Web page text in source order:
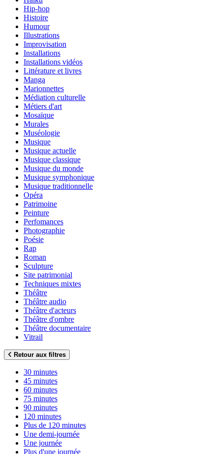
Hip-hop
Histoire
Humour
Illustrations
Improvisation
Installations
Installations vidéos
Littérature et livres
Manga
Marionnettes
Médiation culturelle
Métiers d'art
Mosaïque
Murales
Muséologie
Musique
Musique actuelle
Musique classique
Musique du monde
Musique symphonique
Musique traditionnelle
Opéra
Patrimoine
Peinture
Perfomances
Photographie
Poésie
Rap
Roman
Sculpture
Site patrimonial
Techniques mixtes
Théâtre
Théâtre audio
Théâtre d'acteurs
Théâtre d'ombre
Théâtre documentaire
Vitrail
Retour aux filtres
30 minutes
45 minutes
60 minutes
75 minutes
90 minutes
120 minutes
Plus de 120 minutes
Une demi-journée
Une journée
Plus d'une journée